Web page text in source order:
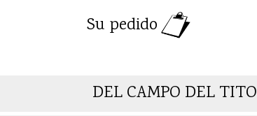
Su pedido
DEL CAMPO DEL TITO